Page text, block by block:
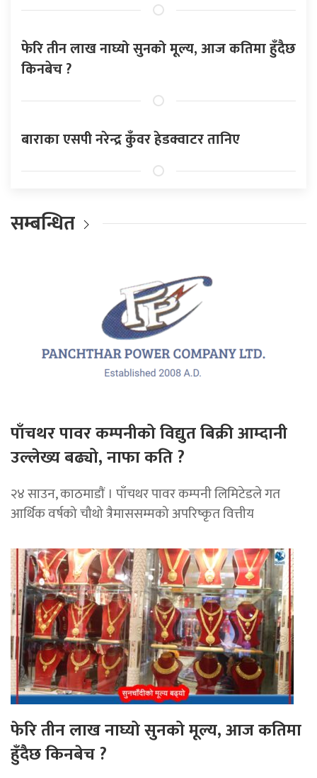
फेरि तीन लाख नाघ्यो सुनको मूल्य, आज कतिमा हुँदैछ
किनबेच ?
बाराका एसपी नरेन्द्र कुँवर हेडक्वाटर तानिए
सम्बन्धित
पाँचथर पावर कम्पनीको विद्युत बिक्री आम्दानी
उल्लेख्य बढ्यो, नाफा कति ?
२४ साउन, काठमाडाैं । पाँचथर पावर कम्पनी लिमिटेडले गत
आर्थिक वर्षको चौथो त्रैमाससम्मको अपरिष्कृत वित्तीय
फेरि तीन लाख नाघ्यो सुनको मूल्य, आज कतिमा
हुँदैछ किनबेच ?